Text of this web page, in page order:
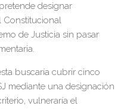
designar
Constitucional
de Justicia sin pasar
buscaría cubrir cinco
mediante una designación
vulneraría el